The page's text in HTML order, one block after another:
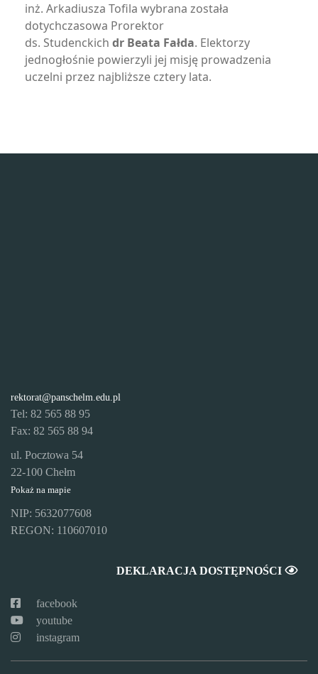
inż. Arkadiusza Tofila wybrana została
dotychczasowa Prorektor
ds. Studenckich dr Beata Fałda. Elektorzy
jednogłośnie powierzyli jej misję prowadzenia
uczelni przez najbliższe cztery lata.
rektorat@panschelm.edu.pl
Tel: 82 565 88 95
Fax: 82 565 88 94
ul. Pocztowa 54
22-100 Chełm
Pokaż na mapie
NIP: 5632077608
REGON: 110607010
DEKLARACJA DOSTĘPNOŚCI
facebook
youtube
instagram